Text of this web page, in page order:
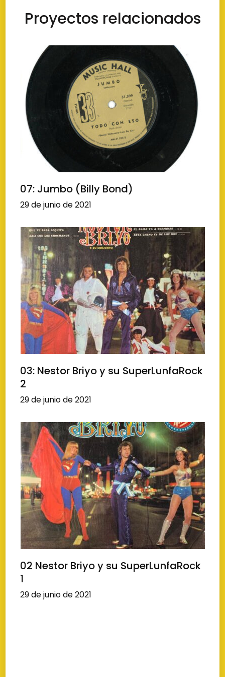
Proyectos relacionados
07: Jumbo (Billy Bond)
29 de junio de 2021
03: Nestor Briyo y su SuperLunfaRock
2
29 de junio de 2021
02 Nestor Briyo y su SuperLunfaRock
1
29 de junio de 2021